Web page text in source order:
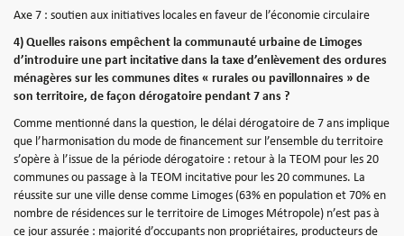
Axe 7 : soutien aux initiatives locales en faveur de l’économie circulaire
4) Quelles raisons empêchent la communauté urbaine de Limoges
d’introduire une part incitative dans la taxe d’enlèvement des ordures
ménagères sur les communes dites « rurales ou pavillonnaires » de
son territoire, de façon dérogatoire pendant 7 ans ?
Comme mentionné dans la question, le délai dérogatoire de 7 ans implique
que l’harmonisation du mode de financement sur l’ensemble du territoire
s’opère à l’issue de la période dérogatoire : retour à la TEOM pour les 20
communes ou passage à la TEOM incitative pour les 20 communes. La
réussite sur une ville dense comme Limoges (63% en population et 70% en
nombre de résidences sur le territoire de Limoges Métropole) n’est pas à
ce jour assurée : majorité d’occupants non propriétaires, producteurs de